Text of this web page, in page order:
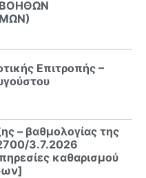
ΒΟΗΘΩΝ
Επιτροπής –
– βαθμολογίας της
3.7.2026
καθαρισμού